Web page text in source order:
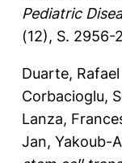
Pediatric
(12), S. 2956-
Duarte, Rafael
Corbacioglu,
Lanza,
Jan, Yakoub-